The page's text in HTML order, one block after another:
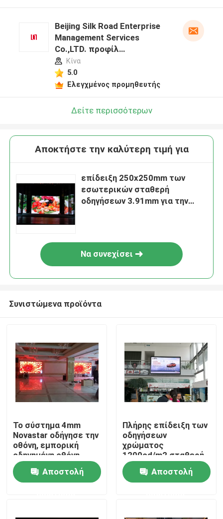
Σπίτι
Προϊόντα
Περίπου εμείς
Beijing Silk Road Enterprise
Management Services
Co.,LTD. προφίλ
κατασκευαστή
Κίνα
5.0
Ελεγχμένος προμηθευτής
Δείτε περισσότερων
Αποκτήστε την καλύτερη τιμή για
επίδειξη 250x250mm των
εσωτερικών σταθερή
οδηγήσεων 3.91mm για την
Να συνεχίσει
Συνιστώμενα προϊόντα
Το σύστημα 4mm
Novastar οδήγησε την
οθόνη, εμπορική
οδηγημένη οθόνη
επίδειξης SMD2121
1R1G1BΑποστολή
Πλήρης επίδειξη των
οδηγήσεων
χρώματος
1200cd/m2 σταθερή
P4 με το γραφείο
640*640mm σιδήρου
Αποστολή